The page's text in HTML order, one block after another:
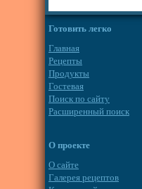
Готовить легко
Главная
Рецепты
Продукты
Гостевая
Поиск по сайту
Расширенный поиск
О проекте
О сайте
Галерея рецептов